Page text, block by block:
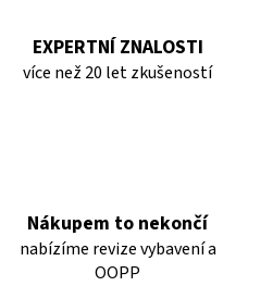
EXPERTNÍ ZNALOSTI
více než 20 let zkušeností
Nákupem to nekončí
nabízíme revize vybavení a
OOPP